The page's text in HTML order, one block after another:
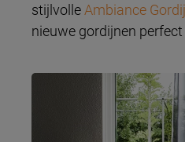
stijlvolle Ambiance
nieuwe gordijnen